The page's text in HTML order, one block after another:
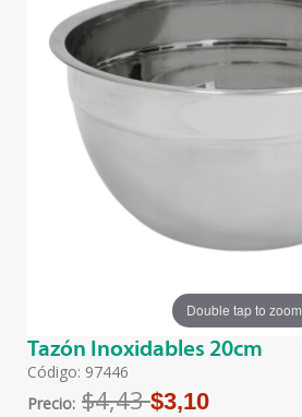
Double tap to zoom
Tazón Inoxidables 20cm
Código: 97446
Precio: $4,43$3,10